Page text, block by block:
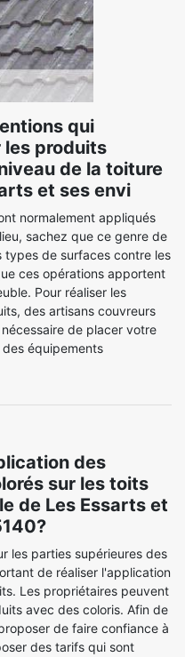
qui
produits
de la toiture
et ses envi
normalement appliqués
sachez que ce genre de
types de surfaces contre les
ces opérations apportent
Pour réaliser les
des artisans couvreurs
de placer votre
équipements
des
sur les toits
de Les Essarts et
les parties supérieures des
de réaliser l'application
Les propriétaires peuvent
avec des coloris. Afin de
de faire confiance à
des tarifs qui sont